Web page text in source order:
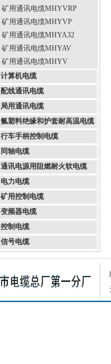
矿用通讯电缆MHYVRP
矿用通讯电缆MHYVP
矿用通讯电缆MHYA32
矿用通讯电缆MHYAV
矿用通讯电缆MHYV
计算机电缆
配线通讯电缆
局用通讯电缆
氟塑料绝缘和护套耐高温电缆
行车手柄控制电缆
同轴电缆
通讯电源用阻燃耐火软电缆
电力电缆
矿用控制电缆
变频器电缆
控制电缆
信号电缆